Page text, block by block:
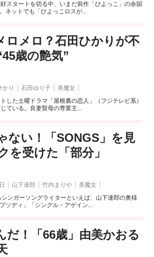
スタートを切る中、いまだ前作「ひよっこ」の余韻
ネットでも「ひよっこロスが...
ロメロ？石田ひかりが不
歳の艶気”
かり 石田ゆり子
美魔女
した土曜ドラマ「屋根裏の恋人」（フジテレビ系）
ている。良妻賢母の専業主...
ない！「SONGS」を見
を受けた「部分」
山下達郎 竹内まりや
美魔女
ンガーソングライターといえば、山下達郎の奥様
ソディ」「シングル・アゲイン...
だ！「66歳」由美かおる